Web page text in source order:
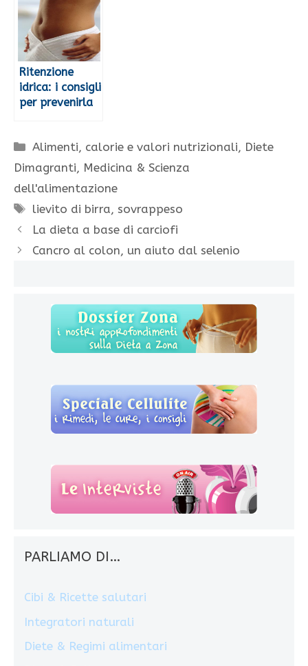
Ritenzione
idrica: i consigli
per prevenirla
Categorie
Alimenti, calorie e valori nutrizionali, Diete
Dimagranti, Medicina & Scienza
dell'alimentazione
Tag
lievito di birra,sovrappeso
La dieta a base di carciofi
Cancro al colon, un aiuto dal selenio
PARLIAMO DI…
Cibi & Ricette salutari
Integratori naturali
Diete & Regimi alimentari